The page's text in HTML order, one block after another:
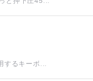
るキーボ...